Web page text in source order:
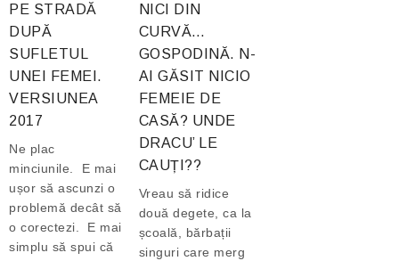
PE STRADĂ
DUPĂ
SUFLETUL
UNEI FEMEI.
VERSIUNEA
2017
Ne plac
minciunile. E mai
ușor să ascunzi o
problemă decât să
o corectezi. E mai
simplu să spui că
NICI DIN
CURVĂ…
GOSPODINĂ. N-
AI GĂSIT NICIO
FEMEIE DE
CASĂ? UNDE
DRACU’ LE
CAUȚI??
Vreau să ridice
două degete, ca la
școală, bărbații
singuri care merg